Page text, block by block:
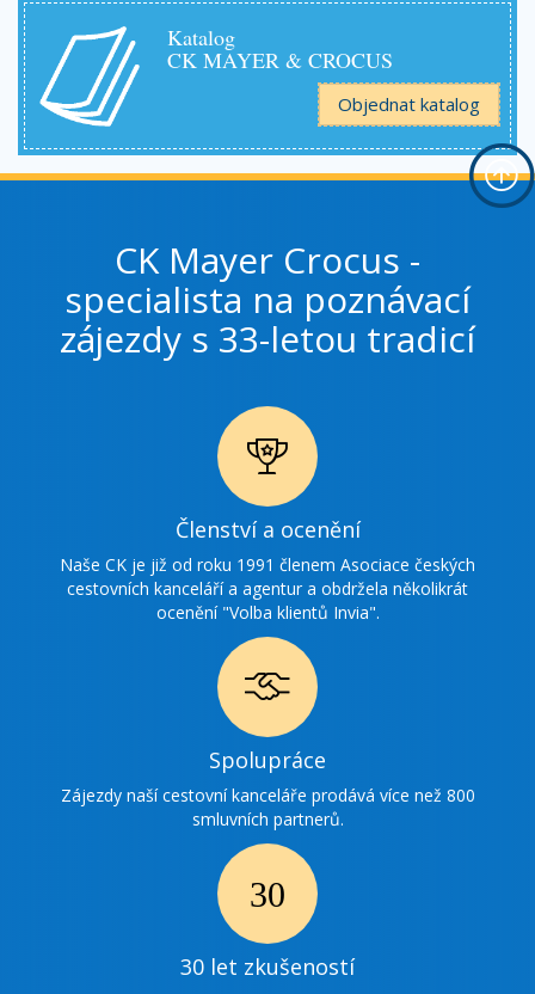
Katalog
CK MAYER & CROCUS
Objednat katalog
CK Mayer Crocus -
specialista na poznávací
zájezdy s 33-letou tradicí
Ikonka
ocenění
Členství a ocenění
Naše CK je již od roku 1991 členem Asociace českých
cestovních kanceláří a agentur a obdržela několikrát
ocenění "Volba klientů Invia".
Ikonka
spolupráce
Spolupráce
Zájezdy naší cestovní kanceláře prodává více než 800
smluvních partnerů.
30 Ikonka
30 let zkušeností